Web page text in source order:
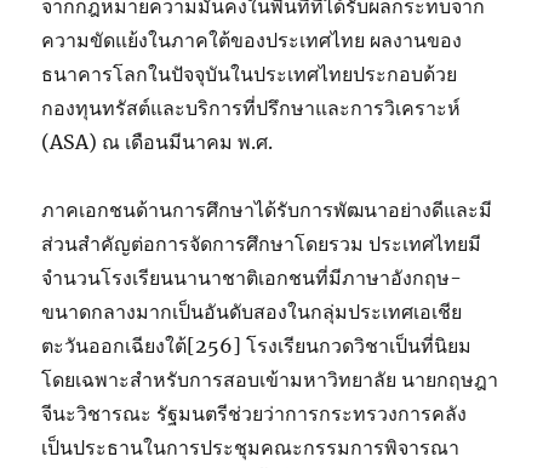
จากกฎหมายความมั่นคงในพื้นที่ที่ได้รับผลกระทบจาก
ความขัดแย้งในภาคใต้ของประเทศไทย ผลงานของ
ธนาคารโลกในปัจจุบันในประเทศไทยประกอบด้วย
กองทุนทรัสต์และบริการที่ปรึกษาและการวิเคราะห์
(ASA) ณ เดือนมีนาคม พ.ศ.
ภาคเอกชนด้านการศึกษาได้รับการพัฒนาอย่างดีและมี
ส่วนสำคัญต่อการจัดการศึกษาโดยรวม ประเทศไทยมี
จำนวนโรงเรียนนานาชาติเอกชนที่มีภาษาอังกฤษ-
ขนาดกลางมากเป็นอันดับสองในกลุ่มประเทศเอเชีย
ตะวันออกเฉียงใต้[256] โรงเรียนกวดวิชาเป็นที่นิยม
โดยเฉพาะสำหรับการสอบเข้ามหาวิทยาลัย นายกฤษฎา
จีนะวิชารณะ รัฐมนตรีช่วยว่าการกระทรวงการคลัง
เป็นประธานในการประชุมคณะกรรมการพิจารณา